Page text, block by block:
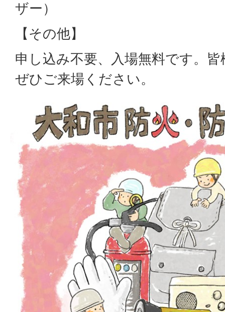
ザー）
【その他】
申し込み不要、入場無料です。
ぜひご来場ください。